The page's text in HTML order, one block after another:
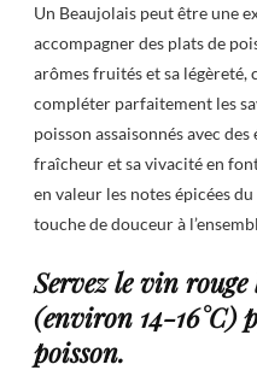
Un Beaujolais peut être une
accompagner des plats de
arômes fruités et sa
compléter parfaitement les
poisson assaisonnés avec des
fraîcheur et sa vivacité en
en valeur les notes épicées
touche de douceur à
Servez le vin
(environ 14-16°C)
poisson.